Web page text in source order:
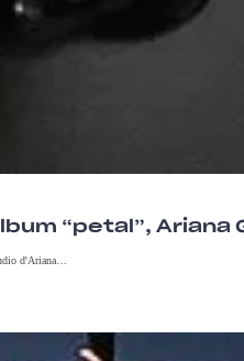
“petal”,
d'Ariana…